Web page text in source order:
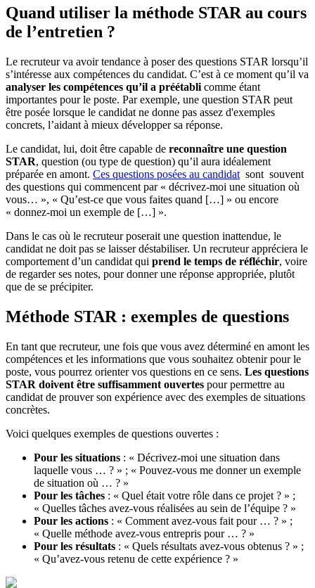
Quand utiliser la méthode STAR au cours
de l’entretien ?
Le recruteur va avoir tendance à poser des questions STAR lorsqu’il
s’intéresse aux compétences du candidat. C’est à ce moment qu’il va
analyser les compétences qu’il a préétabli comme étant
importantes pour le poste. Par exemple, une question STAR peut
être posée lorsque le candidat ne donne pas assez d'exemples
concrets, l’aidant à mieux développer sa réponse.
Le candidat, lui, doit être capable de reconnaître une question
STAR, question (ou type de question) qu’il aura idéalement
préparée en amont. Ces questions posées au candidat sont souvent
des questions qui commencent par « décrivez-moi une situation où
vous… », « Qu’est-ce que vous faites quand […] » ou encore
« donnez-moi un exemple de […] ».
Dans le cas où le recruteur poserait une question inattendue, le
candidat ne doit pas se laisser déstabiliser. Un recruteur appréciera le
comportement d’un candidat qui prend le temps de réfléchir, voire
de regarder ses notes, pour donner une réponse appropriée, plutôt
que de se précipiter.
Méthode STAR : exemples de questions
En tant que recruteur, une fois que vous avez déterminé en amont les
compétences et les informations que vous souhaitez obtenir pour le
poste, vous pourrez orienter vos questions en ce sens. Les questions
STAR doivent être suffisamment ouvertes pour permettre au
candidat de prouver son expérience avec des exemples de situations
concrètes.
Voici quelques exemples de questions ouvertes :
Pour les situations : « Décrivez-moi une situation dans
laquelle vous … ? » ; « Pouvez-vous me donner un exemple
de situation où … ? »
Pour les tâches : « Quel était votre rôle dans ce projet ? » ;
« Quelles tâches avez-vous réalisées au sein de l’équipe ? »
Pour les actions : « Comment avez-vous fait pour … ? » ;
« Quelle méthode avez-vous entrepris pour … ? »
Pour les résultats : « Quels résultats avez-vous obtenus ? » ;
« Qu’avez-vous retenu de cette expérience ? »